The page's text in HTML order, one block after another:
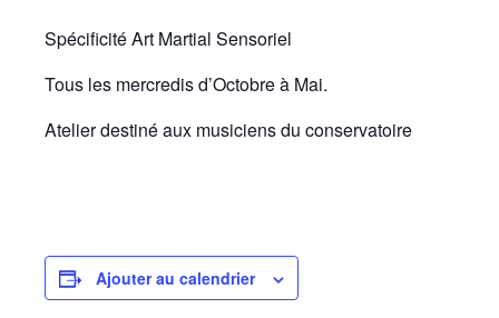
Spécificité Art Martial Sensoriel
Tous les mercredis d’Octobre à Mai.
Atelier destiné aux musiciens du conservatoire
Ajouter au calendrier